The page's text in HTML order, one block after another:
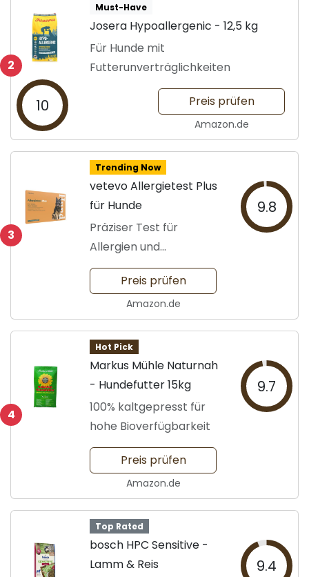
2
Must-Have
Josera Hypoallergenic - 12,5 kg
Für Hunde mit
Futterunverträglichkeiten
10 Preis prüfen
Amazon.de
3
Trending Now
vetevo Allergietest Plus
für Hunde
Präziser Test für
Allergien und
Unverträglichkeiten
9.8
Preis prüfen
Amazon.de
4
Hot Pick
Markus Mühle Naturnah
- Hundefutter 15kg
100% kaltgepresst für
hohe Bioverfügbarkeit
9.7
Preis prüfen
Amazon.de
Top Rated
bosch HPC Sensitive -
Lamm & Reis
9.4